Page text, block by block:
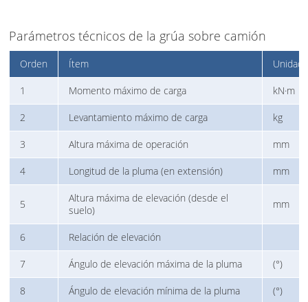
Parámetros técnicos de la grúa sobre camión
Orden Ítem Unidad
1 Momento máximo de carga kN·m
2 Levantamiento máximo de carga kg
3 Altura máxima de operación mm
4 Longitud de la pluma (en extensión) mm
5
Altura máxima de elevación (desde el
suelo)
mm
6 Relación de elevación
7 Ángulo de elevación máxima de la pluma (°)
8 Ángulo de elevación mínima de la pluma (°)